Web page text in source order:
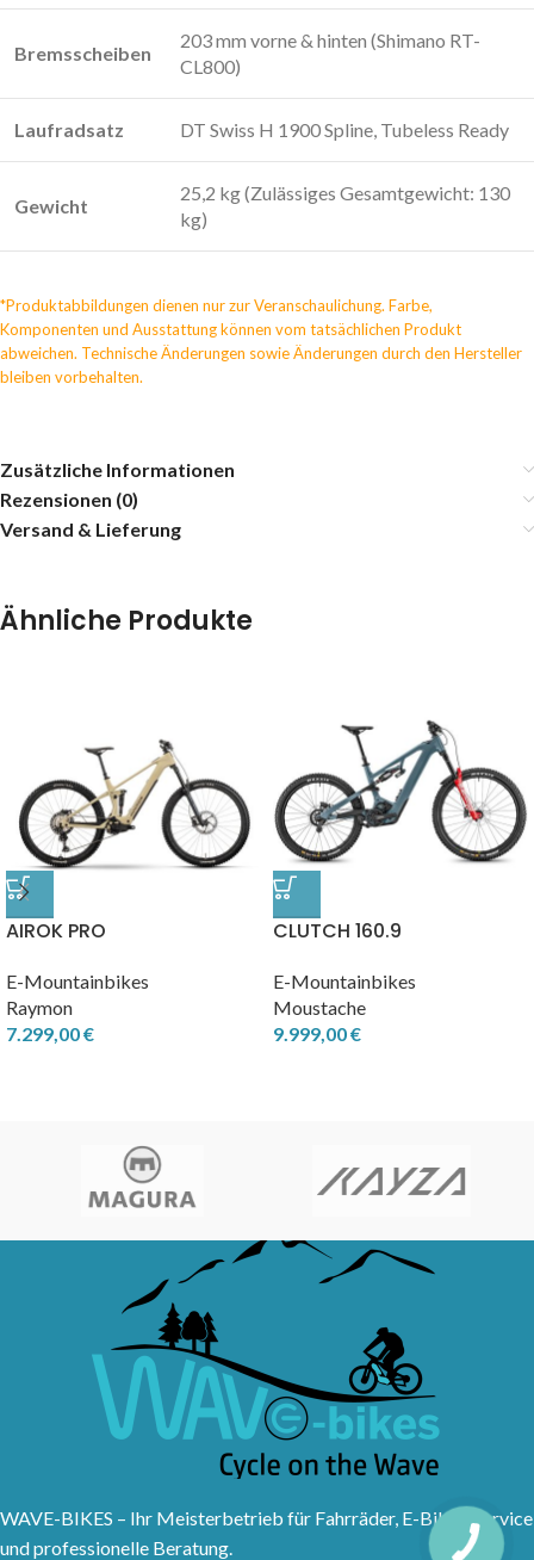
Bremsscheiben
203 mm vorne & hinten (Shimano RT-
CL800)
Laufradsatz DT Swiss H 1900 Spline, Tubeless Ready
Gewicht
25,2 kg (Zulässiges Gesamtgewicht: 130
kg)
*Produktabbildungen dienen nur zur Veranschaulichung. Farbe,
Komponenten und Ausstattung können vom tatsächlichen Produkt
abweichen. Technische Änderungen sowie Änderungen durch den Hersteller
bleiben vorbehalten.
Zusätzliche Informationen
Rezensionen (0)
Versand & Lieferung
Ähnliche Produkte
AIROK PRO
E-Mountainbikes
Raymon
7.299,00€
CLUTCH 160.9
E-Mountainbikes
Moustache
9.999,00€
WAVE-BIKES – Ihr Meisterbetrieb für Fahrräder, E-Bikes, Service
und professionelle Beratung.